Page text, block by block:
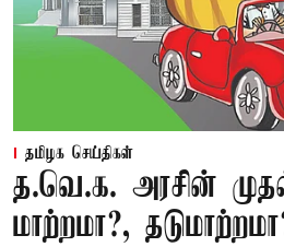
தமிழக செய்திகள்
த.வெ.க. அரசின்
மாற்றமா?,